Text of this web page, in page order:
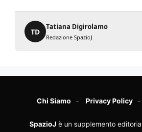
TD
Tatiana Digirolamo
Redazione SpazioJ
Chi Siamo Privacy Policy
SpazioJ è un supplemento